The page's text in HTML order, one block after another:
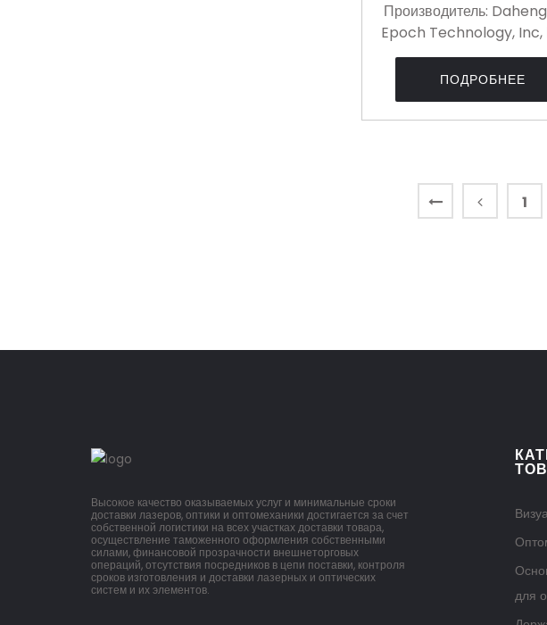
Производитель:
Epoch Technology, Inc,
ПОДРОБНЕЕ
1
Высокое качество оказываемых услуг и минимальные сроки
доставки лазеров, оптики и оптомеханики достигается за счет
собственной логистики на всех участках доставки товара,
осуществление таможенного оформления собственными
силами, финансовой прозрачности внешнеторговых
операций, отсутствия посредников в цепи поставки, контроля
сроков изготовления и доставки лазерных и оптических
систем и их элементов.
для